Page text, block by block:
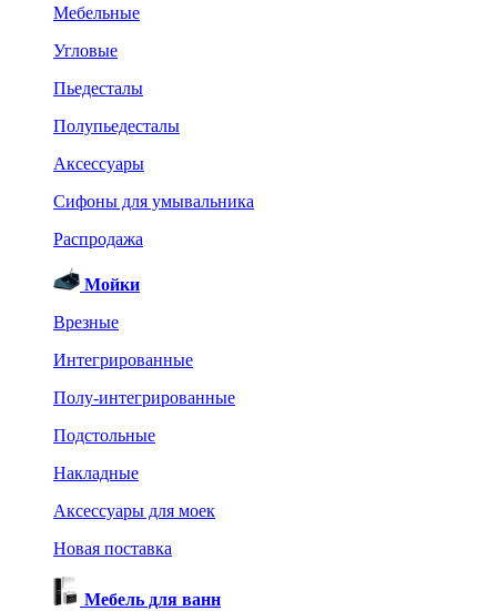
Мебельные
Угловые
Пьедесталы
Полупьедесталы
Аксессуары
Сифоны для умывальника
Распродажа
Мойки
Врезные
Интегрированные
Полу-интегрированные
Подстольные
Накладные
Аксессуары для моек
Новая поставка
Мебель для ванн